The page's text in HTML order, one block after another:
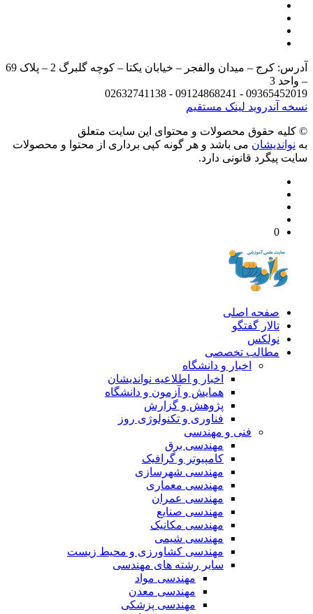
آدرس: کرج – میدان والفجر – خیابان یکتا – کوچه گلبرگ 2 – پلاک 69
3
09365452019 - 09124868241 -
آندرویدلینک مستقیم
حقوق محصولات و محتوای اين سایت متعلق
می باشد و هر گونه کپی برداری از محتوا و محصولات
پیگرد قانونی دارد.
صفحه اصلی
تالار گفتگو
نولکس
مطالب تخصصی
اخبار و دانشگاه
اخبار و اطلاعیه نواندیشان
همایش و آزمون و دانشگاه
پژوهش و گزارش
فناوری و تکنولوژی روز
فنی و مهندسی
مهندسی برق
کامپیوتر و گرافیک
مهندسی شهرسازی
مهندسی معماری
مهندسی عمران
مهندسی صنایع
مهندسی مکانیک
مهندسی شیمی
مهندسی کشاورزی و محیط زیست
سایر رشته های مهندسی
مهندسی مواد
مهندسی معدن
مهندسی پزشکی